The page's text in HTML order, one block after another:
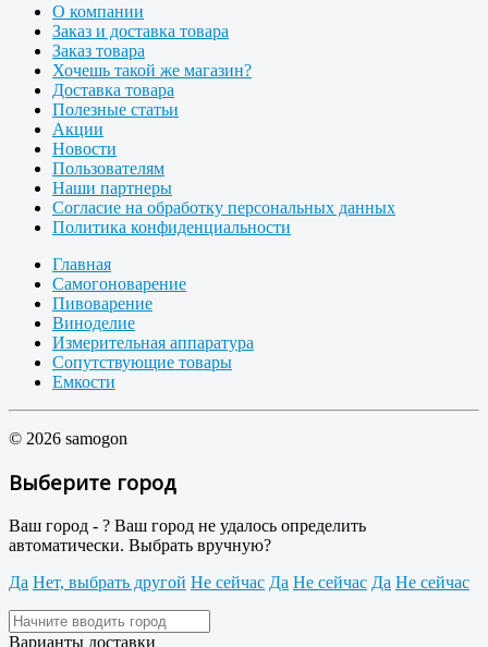
О компании
Заказ и доставка товара
Заказ товара
Хочешь такой же магазин?
Доставка товара
Полезные статьи
Акции
Новости
Пользователям
Наши партнеры
Согласие на обработку персональных данных
Политика конфиденциальности
Главная
Самогоноварение
Пивоварение
Виноделие
Измерительная аппаратура
Сопутствующие товары
Емкости
© 2026 samogon
Выберите город
Ваш город - ? Ваш город не удалось определить
автоматически. Выбрать вручную?
Да Нет, выбрать другой Не сейчас Да Не сейчас Да Не сейчас
Варианты доставки